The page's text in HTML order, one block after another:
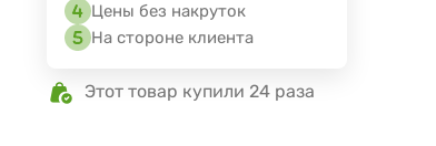
Цены без накруток
На стороне клиента
Этот товар купили 24 раза